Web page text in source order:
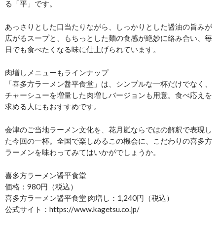
る「平」です。
あっさりとした口当たりながら、しっかりとした醤油の旨みが
広がるスープと、もちっとした麺の食感が絶妙に絡み合い、毎
日でも食べたくなる味に仕上げられています。
肉増しメニューもラインナップ
「喜多方ラーメン醤平食堂」は、シンプルな一杯だけでなく、
チャーシューを増量した肉増しバージョンも用意。食べ応えを
求める人にもおすすめです。
会津のご当地ラーメン文化を、花月嵐ならではの解釈で表現し
た今回の一杯。全国で楽しめるこの機会に、こだわりの喜多方
ラーメンを味わってみてはいかがでしょうか。
喜多方ラーメン醤平食堂
価格：980円（税込）
喜多方ラーメン醤平食堂 肉増し：1,240円（税込）
公式サイト：https://www.kagetsu.co.jp/